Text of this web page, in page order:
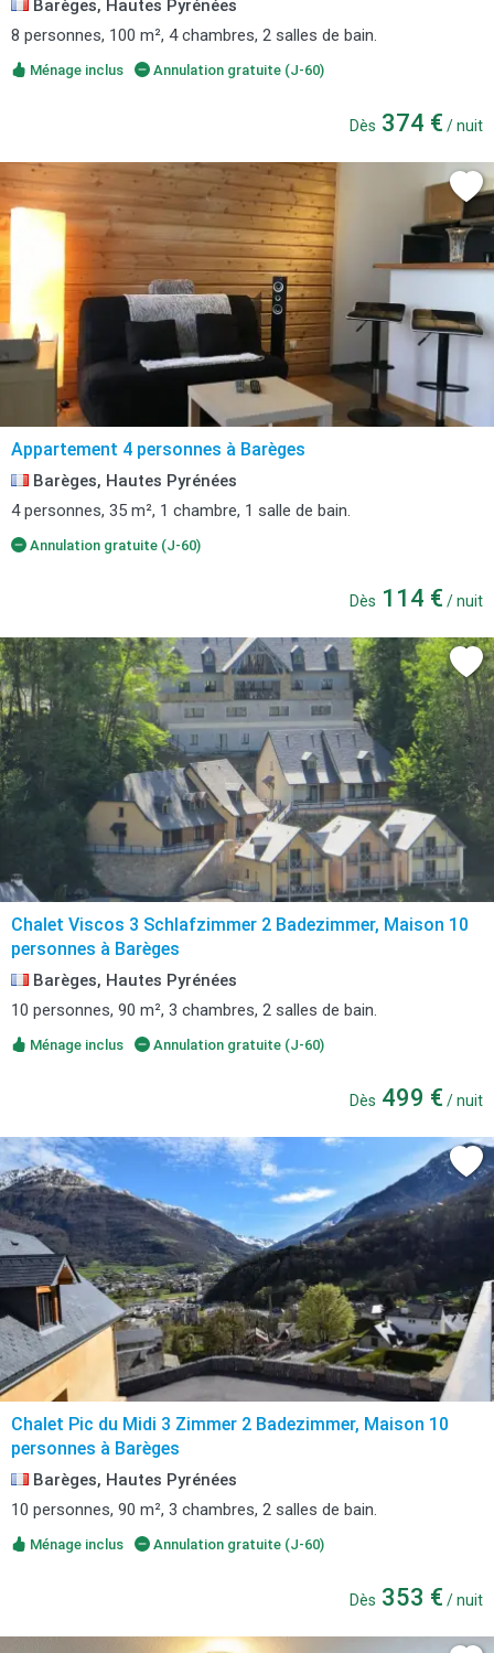
Barèges, Hautes Pyrénées
8 personnes, 100 m², 4 chambres, 2 salles de bain.
Ménage inclus Annulation gratuite (J-60)
Dès 374 € / nuit
Appartement 4 personnes à Barèges
Barèges, Hautes Pyrénées
4 personnes, 35 m², 1 chambre, 1 salle de bain.
Annulation gratuite (J-60)
Dès 114 € / nuit
Chalet Viscos 3 Schlafzimmer 2 Badezimmer, Maison 10
personnes à Barèges
Barèges, Hautes Pyrénées
10 personnes, 90 m², 3 chambres, 2 salles de bain.
Ménage inclus Annulation gratuite (J-60)
Dès 499 € / nuit
Chalet Pic du Midi 3 Zimmer 2 Badezimmer, Maison 10
personnes à Barèges
Barèges, Hautes Pyrénées
10 personnes, 90 m², 3 chambres, 2 salles de bain.
Ménage inclus Annulation gratuite (J-60)
Dès 353 € / nuit